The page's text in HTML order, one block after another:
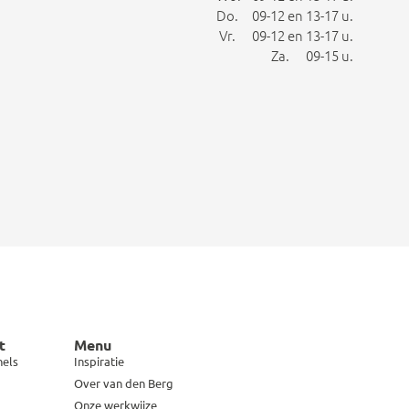
Do. 09-12 en 13-17 u.
Vr. 09-12 en 13-17 u.
Za. 09-15 u.
Menu
Inspiratie
Over van den Berg
Onze werkwijze